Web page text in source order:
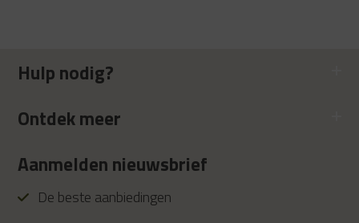
Hulp nodig?
Ontdek meer
Aanmelden nieuwsbrief
De beste aanbiedingen